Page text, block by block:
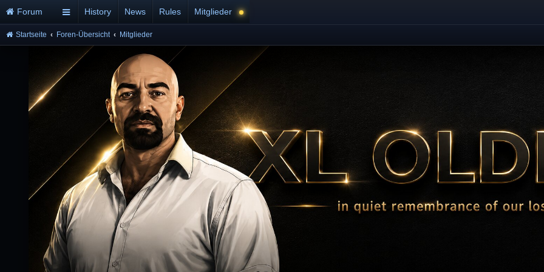
Forum History News Rules Mitglieder
Startseite Foren-Übersicht Mitglieder